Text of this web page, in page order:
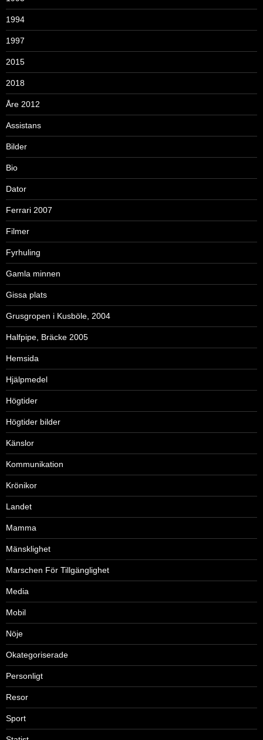
1994
1997
2015
2018
Åre 2012
Assistans
Bilder
Bio
Dator
Ferrari 2007
Filmer
Fyrhuling
Gamla minnen
Gissa plats
Grusgropen i Kusböle, 2004
Halfpipe, Bräcke 2005
Hemsida
Hjälpmedel
Högtider
Högtider bilder
Känslor
Kommunikation
Krönikor
Landet
Mamma
Mänsklighet
Marschen För Tillgänglighet
Media
Mobil
Nöje
Okategoriserade
Personligt
Resor
Sport